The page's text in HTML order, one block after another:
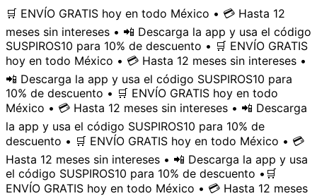
🛒 ENVÍO GRATIS hoy en todo México • 💳 Hasta 12
meses sin intereses • 📲 Descarga la app y usa el código
SUSPIROS10 para 10% de descuento • 🛒 ENVÍO GRATIS
hoy en todo México • 💳 Hasta 12 meses sin intereses •
📲 Descarga la app y usa el código SUSPIROS10 para
10% de descuento • 🛒 ENVÍO GRATIS hoy en todo
México • 💳 Hasta 12 meses sin intereses • 📲 Descarga
la app y usa el código SUSPIROS10 para 10% de
descuento • 🛒 ENVÍO GRATIS hoy en todo México • 💳
Hasta 12 meses sin intereses • 📲 Descarga la app y usa
el código SUSPIROS10 para 10% de descuento • 🛒
ENVÍO GRATIS hoy en todo México • 💳 Hasta 12 meses